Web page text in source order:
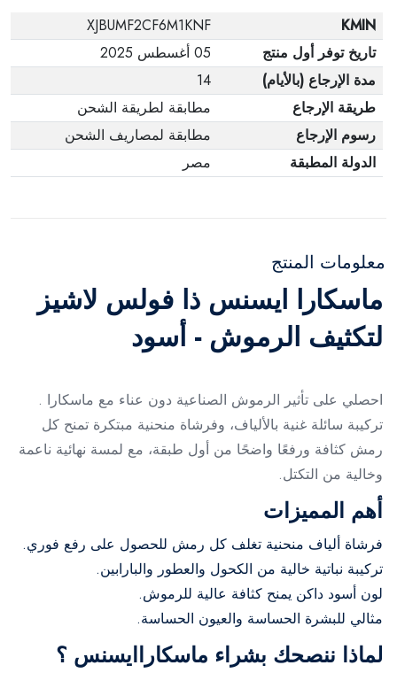
KMIN
XJBUMF2CF6M1KNF
تاريخ توفر أول منتج
05 أغسطس 2025
مدة الإرجاع (بالأيام)
14
طريقة الإرجاع
مطابقة لطريقة الشحن
رسوم الإرجاع
مطابقة لمصاريف الشحن
الدولة المطبقة
مصر
معلومات المنتج
ماسكارا ايسنس ذا فولس لاشيز
لتكثيف الرموش - أسود
احصلي على تأثير الرموش الصناعية دون عناء مع ماسكارا .
تركيبة سائلة غنية بالألياف، وفرشاة منحنية مبتكرة تمنح كل
رمش كثافة ورفعًا واضحًا من أول طبقة، مع لمسة نهائية ناعمة
وخالية من التكتل.
أهم المميزات
فرشاة ألياف منحنية تغلف كل رمش للحصول على رفع فوري.
تركيبة نباتية خالية من الكحول والعطور والبارابين.
لون أسود داكن يمنح كثافة عالية للرموش.
مثالي للبشرة الحساسة والعيون الحساسة.
لماذا ننصحك بشراء ماسكاراايسنس ؟